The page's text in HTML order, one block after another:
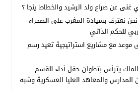
عن صراع ولد الرشيد والخطاط ينجا ؟
نحن نعترف بسيادة المغرب على الصحراء
للحكم الذاتي
موعد مع مشاريع استراتيجية تعيد رسم
يترأس بتطوان حفل أداء القسم
المدارس والمعاهد العليا العسكرية وشبه